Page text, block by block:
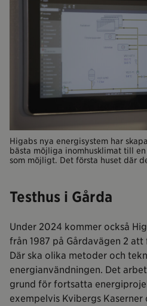
Higabs nya energisystem har
bästa möjliga inomhusklimat till
som möjligt. Det första huset där
Testhus i Gårda
Under 2024 kommer också
från 1987 på Gårdavägen 2
Där ska olika metoder och
energianvändningen. Det
grund för fortsatta
exempelvis Kvibergs Kaserner